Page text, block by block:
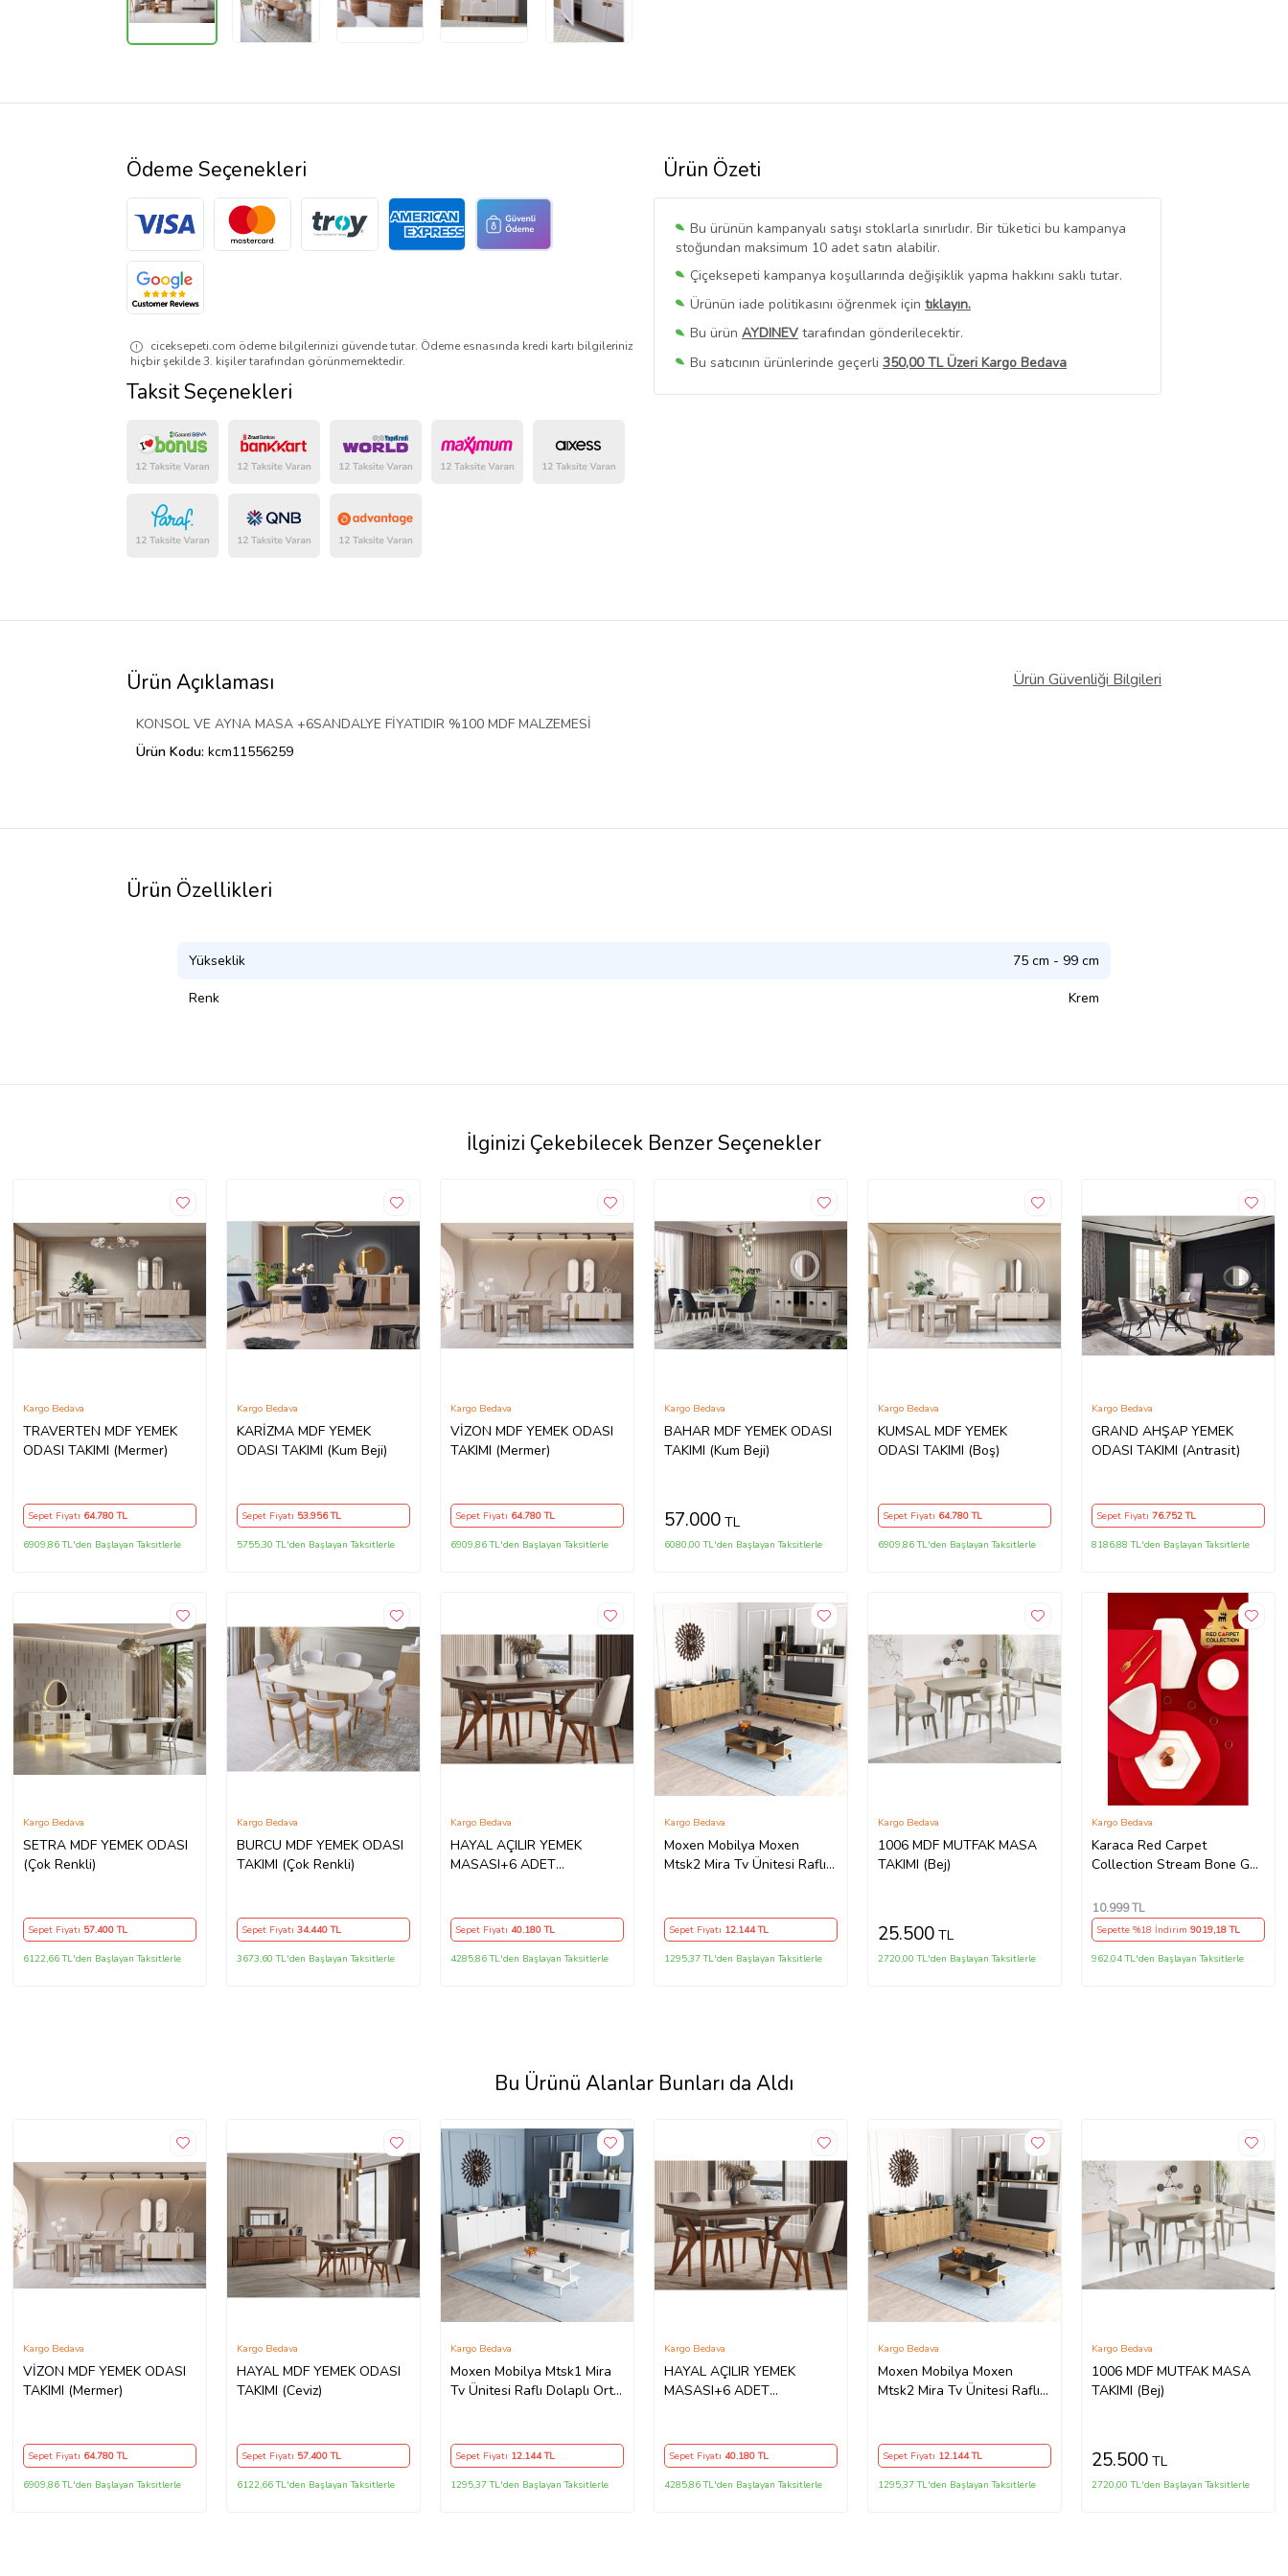
Ürün Özeti
Bu ürünün kampanyalı satışı stoklarla sınırlıdır. Bir tüketici bu kampanya
stoğundan maksimum 10 adet satın alabilir.
Çiçeksepeti kampanya koşullarında değişiklik yapma hakkını saklı tutar.
Ürünün iade politikasını öğrenmek için tıklayın.
Bu ürün AYDINEV tarafından gönderilecektir.
Bu satıcının ürünlerinde geçerli 350,00 TL Üzeri Kargo Bedava
Bu SatıcınınTüm Ürünlerini Görüntüle
Ödeme Seçenekleri
ciceksepeti.com ödeme bilgilerinizi güvende tutar. Ödeme esnasında kredi kartı bilgileriniz
hiçbir şekilde 3. kişiler tarafından görünmemektedir.
Taksit Seçenekleri
Ürün Açıklaması Ürün Güvenliği Bilgileri
KONSOL VE AYNA MASA +6SANDALYE FİYATIDIR %100 MDF MALZEMESİ
Ürün Kodu: kcm11556259
Ürün Özellikleri
Yükseklik 75 cm - 99 cm
Renk Krem
İlginizi Çekebilecek Benzer Seçenekler
TRAVERTEN MDF YEMEK
ODASI TAKIMI (Mermer)
Kargo Bedava
Sepet Fiyatı 64.780TL
6909,86 TL'den Başlayan Taksitlerle
KARİZMA MDF YEMEK
ODASI TAKIMI (Kum Beji)
Kargo Bedava
Sepet Fiyatı 53.956TL
5755,30 TL'den Başlayan Taksitlerle
VİZON MDF YEMEK ODASI
TAKIMI (Mermer)
Kargo Bedava
Sepet Fiyatı 64.780TL
6909,86 TL'den Başlayan Taksitlerle
BAHAR MDF YEMEK ODASI
TAKIMI (Kum Beji)
Kargo Bedava
57.000 TL
6080,00 TL'den Başlayan Taksitlerle
KUMSAL MDF YEMEK
ODASI TAKIMI (Boş)
Kargo Bedava
Sepet Fiyatı 64.780TL
6909,86 TL'den Başlayan Taksitlerle
GRAND AHŞAP YEMEK
ODASI TAKIMI (Antrasit)
Kargo Bedava
Sepet Fiyatı76.752TL
8186,88 TL'den Başlayan Taksitlerle
SETRA MDF YEMEK ODASI
(Çok Renkli)
Kargo Bedava
Sepet Fiyatı 57.400TL
6122,66 TL'den Başlayan Taksitlerle
BURCU MDF YEMEK ODASI
TAKIMI (Çok Renkli)
Kargo Bedava
Sepet Fiyatı 34.440TL
3673,60 TL'den Başlayan Taksitlerle
HAYAL AÇILIR YEMEK
MASASI+6 ADET
Kargo Bedava
Sepet Fiyatı 40.180TL
4285,86 TL'den Başlayan Taksitlerle
Moxen Mobilya Moxen
Mtsk2 Mira Tv Ünitesi Raflı
Sepet-bendir
MXNMTSK2002SPT
Kargo Bedava
Sepet Fiyatı 12.144TL
1295,37 TL'den Başlayan Taksitlerle
1006 MDF MUTFAK MASA
TAKIMI (Bej)
Kargo Bedava
25.500 TL
2720,00 TL'den Başlayan Taksitlerle
Karaca Red Carpet
Collection Stream Bone Geo
Takımı Gold Outlet
Kargo Bedava
10.999TL
Sepette %18 İndirim9019,18 TL
962,04 TL'den Başlayan Taksitlerle
Bu Ürünü Alanlar Bunları da Aldı
VİZON MDF YEMEK ODASI
TAKIMI (Mermer)
Kargo Bedava
Sepet Fiyatı 64.780TL
6909,86 TL'den Başlayan Taksitlerle
HAYAL MDF YEMEK ODASI
TAKIMI (Ceviz)
Kargo Bedava
Sepet Fiyatı 57.400TL
6122,66 TL'den Başlayan Taksitlerle
Moxen Mobilya Mtsk1 Mira
Tv Ünitesi Raflı Dolaplı Orta
MXNMTSK1001BYZ
Kargo Bedava
Sepet Fiyatı 12.144TL
1295,37 TL'den Başlayan Taksitlerle
HAYAL AÇILIR YEMEK
MASASI+6 ADET
Kargo Bedava
Sepet Fiyatı 40.180TL
4285,86 TL'den Başlayan Taksitlerle
Moxen Mobilya Moxen
Mtsk2 Mira Tv Ünitesi Raflı
Sepet-bendir
MXNMTSK2002SPT
Kargo Bedava
Sepet Fiyatı 12.144TL
1295,37 TL'den Başlayan Taksitlerle
1006 MDF MUTFAK MASA
TAKIMI (Bej)
Kargo Bedava
25.500 TL
2720,00 TL'den Başlayan Taksitlerle